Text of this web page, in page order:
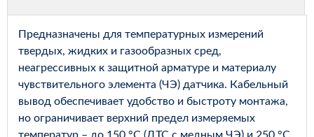
Предназначены для температурных измерений
твердых, жидких и газообразных сред,
неагрессивных к защитной арматуре и материалу
чувствительного элемента (ЧЭ) датчика. Кабельный
вывод обеспечивает удобство и быстроту монтажа,
но ограничивает верхний предел измеряемых